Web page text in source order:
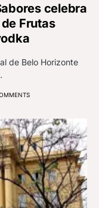
celebra
Frutas
de Belo Horizonte